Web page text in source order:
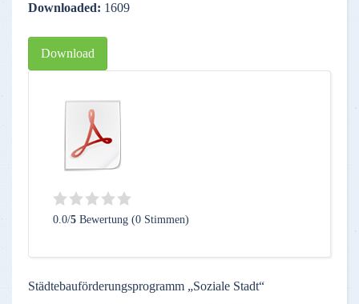
Downloaded: 1609
Download
0.0/5 Bewertung (0 Stimmen)
Städtebauförderungsprogramm „Soziale Stadt“